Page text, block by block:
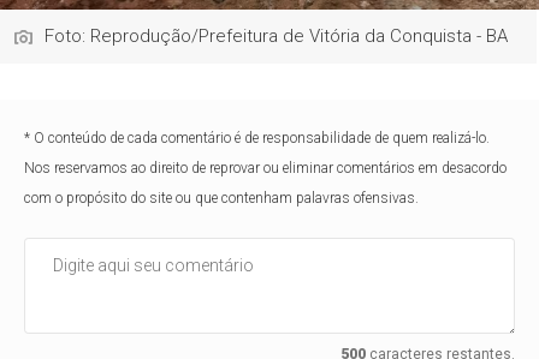
Foto: Reprodução/Prefeitura de Vitória da Conquista - BA
* O conteúdo de cada comentário é de responsabilidade de quem realizá-lo.
Nos reservamos ao direito de reprovar ou eliminar comentários em desacordo
com o propósito do site ou que contenham palavras ofensivas.
500caracteres restantes.